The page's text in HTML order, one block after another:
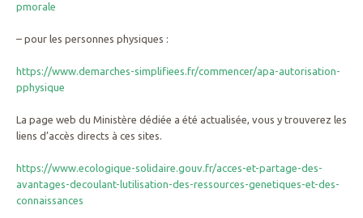
pmorale
– pour les personnes physiques :
https://www.demarches-simplifiees.fr/commencer/apa-autorisation-
pphysique
La page web du Ministère dédiée a été actualisée, vous y trouverez les
liens d’accès directs à ces sites.
https://www.ecologique-solidaire.gouv.fr/acces-et-partage-des-
avantages-decoulant-lutilisation-des-ressources-genetiques-et-des-
connaissances